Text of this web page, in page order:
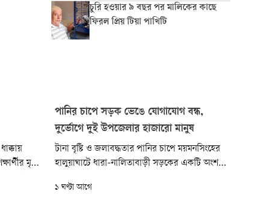
চুরি হওয়ার ৯ বছর পর মালিকের কাছে
ফিরল প্রিয় টিয়া পাখিটি
মৃত্যু
পানির চাপে সড়ক ভেঙে যোগাযোগ বন্ধ,
দুর্ভোগে দুই উপজেলার হাজারো মানুষ
টানা বৃষ্টি ও জলাবদ্ধতার পানির চাপে ময়মনসিংহের
হালুয়াঘাটে ধারা-নালিতাবাড়ী সড়কের একটি অংশ
বন্ধ হয়ে দুই উপজেলার কয়েকটি ইউনিয়নের মানুষের
১ ঘণ্টা আগে